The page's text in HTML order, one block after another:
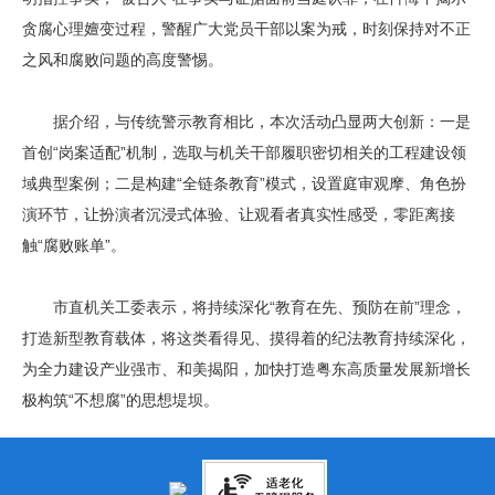
贪腐心理嬗变过程，警醒广大党员干部以案为戒，时刻保持对不正
之风和腐败问题的高度警惕。
据介绍，与传统警示教育相比，本次活动凸显两大创新：一是
首创“岗案适配”机制，选取与机关干部履职密切相关的工程建设领
域典型案例；二是构建“全链条教育”模式，设置庭审观摩、角色扮
演环节，让扮演者沉浸式体验、让观看者真实性感受，零距离接
触“腐败账单”。
市直机关工委表示，将持续深化“教育在先、预防在前”理念，
打造新型教育载体，将这类看得见、摸得着的纪法教育持续深化，
为全力建设产业强市、和美揭阳，加快打造粤东高质量发展新增长
极构筑“不想腐”的思想堤坝。